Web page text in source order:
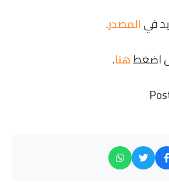
فيالمصدر.
اضغطهنا.